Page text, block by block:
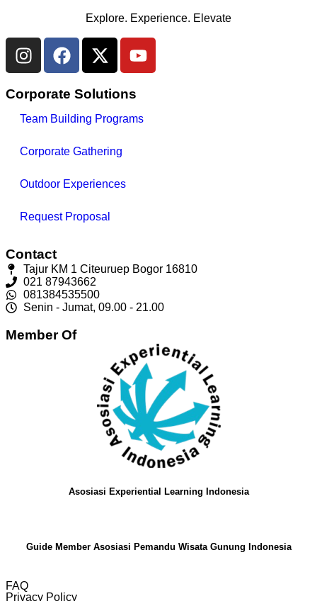
Explore. Experience. Elevate
Corporate Solutions
Team Building Programs
Corporate Gathering
Outdoor Experiences
Request Proposal
Contact
Tajur KM 1 Citeuruep Bogor 16810
021 87943662
081384535500
Senin - Jumat, 09.00 - 21.00
Member Of
Asosiasi Experiential Learning Indonesia
Guide Member Asosiasi Pemandu Wisata Gunung Indonesia
FAQ
Privacy Policy